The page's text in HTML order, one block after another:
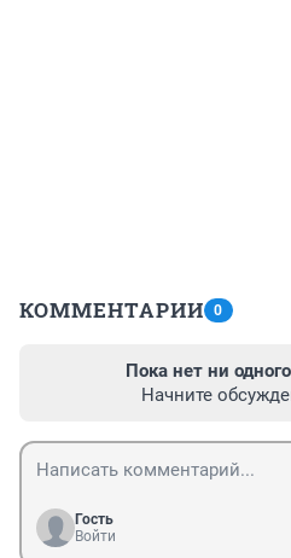
КОММЕНТАРИИ 0
Пока нет ни
Начните
Гость
Войти